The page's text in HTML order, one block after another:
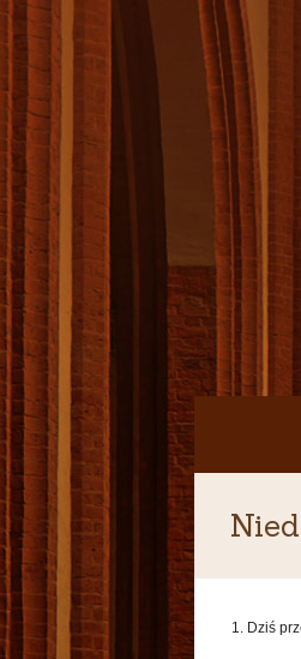
1. Dziś